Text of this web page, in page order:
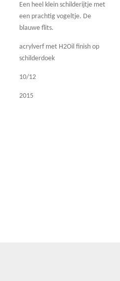
Een heel klein schilderijtje met
een prachtig vogeltje. De
blauwe flits.
acrylverf met H2Oil finish op
schilderdoek
10/12
2015